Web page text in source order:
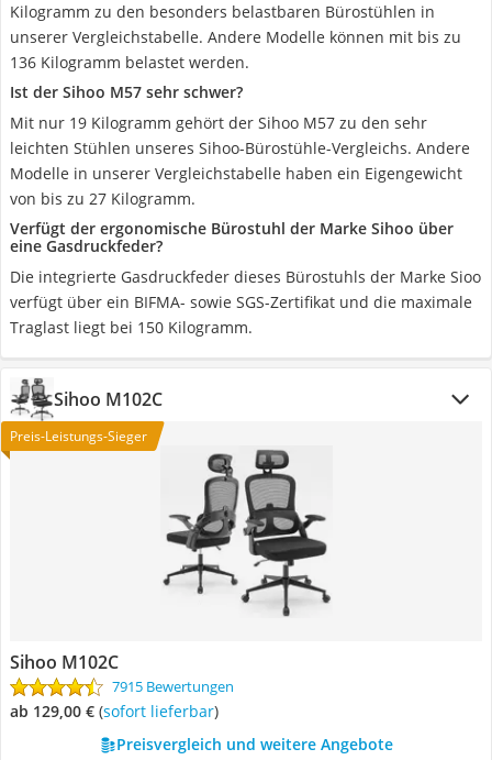
Kilogramm zu den besonders belastbaren Bürostühlen in
unserer Vergleichstabelle. Andere Modelle können mit bis zu
136 Kilogramm belastet werden.
Ist der Sihoo M57 sehr schwer?
Mit nur 19 Kilogramm gehört der Sihoo M57 zu den sehr
leichten Stühlen unseres Sihoo-Bürostühle-Vergleichs. Andere
Modelle in unserer Vergleichstabelle haben ein Eigengewicht
von bis zu 27 Kilogramm.
Verfügt der ergonomische Bürostuhl der Marke Sihoo über
eine Gasdruckfeder?
Die integrierte Gasdruckfeder dieses Bürostuhls der Marke Sioo
verfügt über ein BIFMA- sowie SGS-Zertifikat und die maximale
Traglast liegt bei 150 Kilogramm.
Sihoo M102C
Preis-Leistungs-Sieger
Sihoo M102C
7915 Bewertungen
ab 129,00 € ( Sofort lieferbar)
Preisvergleich und weitere Angebote